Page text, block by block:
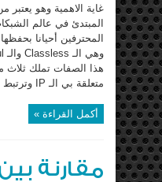
غاية الاهمية وهو يعتبر
المبتدئ في عالم
المحترفين أحيانا
هذا الصفات تملك ثلاث
متعلقة بي الـ IP وترتبط بالـ Routing Protocol وهذه ...
أكمل القراءة »